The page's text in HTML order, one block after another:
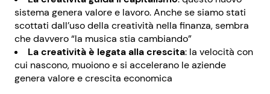
sistema genera valore e lavoro. Anche se siamo stati
scottati dall’uso della creatività nella finanza, sembra
che davvero “la musica stia cambiando”
La creatività è legata alla crescita: la velocità con
cui nascono, muoiono e si accelerano le aziende
genera valore e crescita economica